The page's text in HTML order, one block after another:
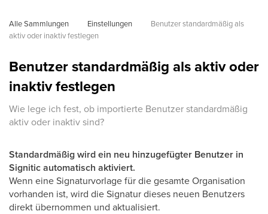
Alle Sammlungen Einstellungen
Benutzer standardmäßig als
aktiv oder inaktiv festlegen
Benutzer standardmäßig als aktiv oder
inaktiv festlegen
Wie lege ich fest, ob importierte Benutzer standardmäßig
aktiv oder inaktiv sind?
Standardmäßig wird ein neu hinzugefügter Benutzer in
Signitic automatisch aktiviert.
Wenn eine Signaturvorlage für die gesamte Organisation
vorhanden ist, wird die Signatur dieses neuen Benutzers
direkt übernommen und aktualisiert.